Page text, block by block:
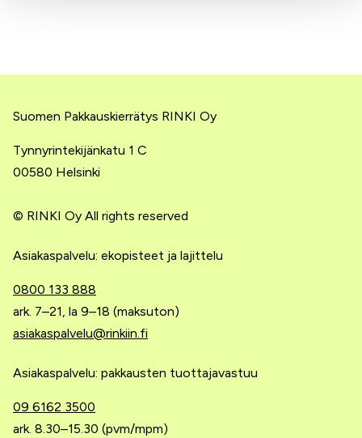
Suomen Pakkauskierrätys RINKI Oy
Tynnyrintekijänkatu 1 C
00580 Helsinki
© RINKI Oy All rights reserved
Asiakaspalvelu: ekopisteet ja lajittelu
0800 133 888
ark. 7–21, la 9–18 (maksuton)
asiakaspalvelu@rinkiin.fi
Asiakaspalvelu: pakkausten tuottajavastuu
09 6162 3500
ark. 8.30–15.30 (pvm/mpm)